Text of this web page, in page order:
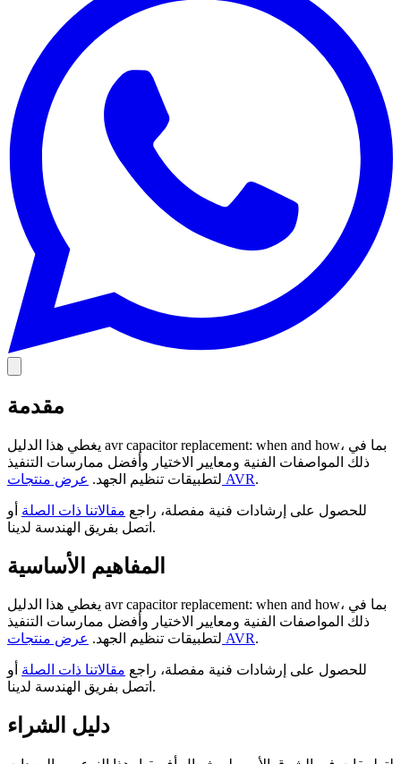
مقدمة
يغطي هذا الدليل avr capacitor replacement: when and how، بما في
ذلك المواصفات الفنية ومعايير الاختيار وأفضل ممارسات التنفيذ
لتطبيقات تنظيم الجهد. عرض منتجات AVR.
للحصول على إرشادات فنية مفصلة، راجع مقالاتنا ذات الصلة أو
اتصل بفريق الهندسة لدينا.
المفاهيم الأساسية
يغطي هذا الدليل avr capacitor replacement: when and how، بما في
ذلك المواصفات الفنية ومعايير الاختيار وأفضل ممارسات التنفيذ
لتطبيقات تنظيم الجهد. عرض منتجات AVR.
للحصول على إرشادات فنية مفصلة، راجع مقالاتنا ذات الصلة أو
اتصل بفريق الهندسة لدينا.
دليل الشراء